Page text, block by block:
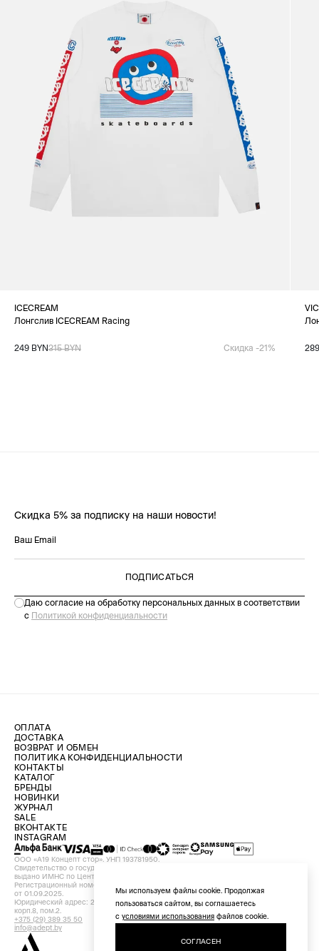
ICECREAM
Лонгслив ICECREAM Racing
249 BYN315 BYN Скидка -21%
Скидка 5% за подписку на наши новости!
ПОДПИСАТЬСЯ
Даю согласие на обработку персональных данных в соответствии
с Политикой конфиденциальности
ООО «А19 Концепт стор». УНП 193781950.
Свидетельство о государственной регистрации №193781950 от 09.08.2024,
выдано ИМНС по Центральному району г. Минска.
Регистрационный номер в Торговом реестре Республики Беларусь №756898
от 01.09.2025.
Юридический адрес: 220029, Республика Беларусь, г. Минск, ул. Красная, д.7,
корп.8, пом.2.
+375 (29) 389 35 50
info@adept.by
ОПЛАТА
ДОСТАВКА
ВОЗВРАТ И ОБМЕН
ПОЛИТИКА КОНФИДЕНЦИАЛЬНОСТИ
КОНТАКТЫ
ВКОНТАКТЕ
INSTAGRAM
КАТАЛОГ
БРЕНДЫ
НОВИНКИ
ЖУРНАЛ
SALE
Мы используем файлы cookie. Продолжая
пользоваться сайтом, вы соглашаетесь
с условиями использования файлов cookie.
СОГЛАСЕН